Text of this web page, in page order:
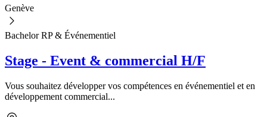
Genève
Bachelor RP & Événementiel
Stage - Event & commercial H/F
Vous souhaitez développer vos compétences en événementiel et en
développement commercial...